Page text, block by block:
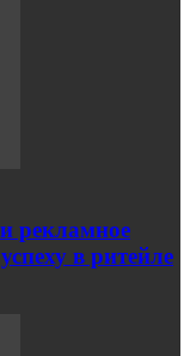
рекламное
в ритейле